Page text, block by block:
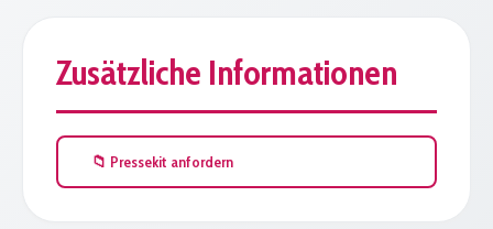
Zusätzliche Informationen
📁 Pressekit anfordern